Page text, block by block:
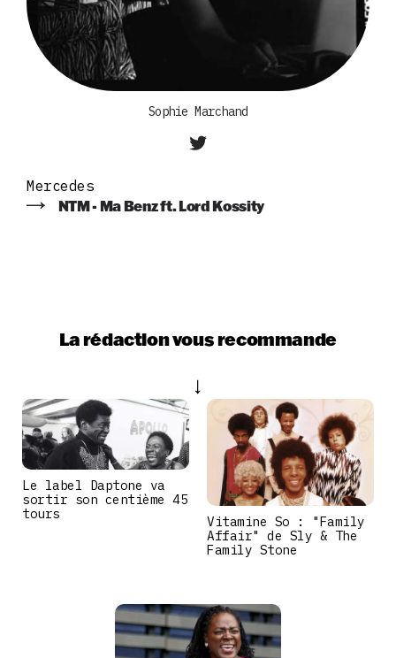
Sophie Marchand
Mercedes
NTM - Ma Benz ft. Lord Kossity
La rédaction vous recommande
Le label Daptone va
sortir son centième 45
tours
Vitamine So : "Family
Affair" de Sly & The
Family Stone